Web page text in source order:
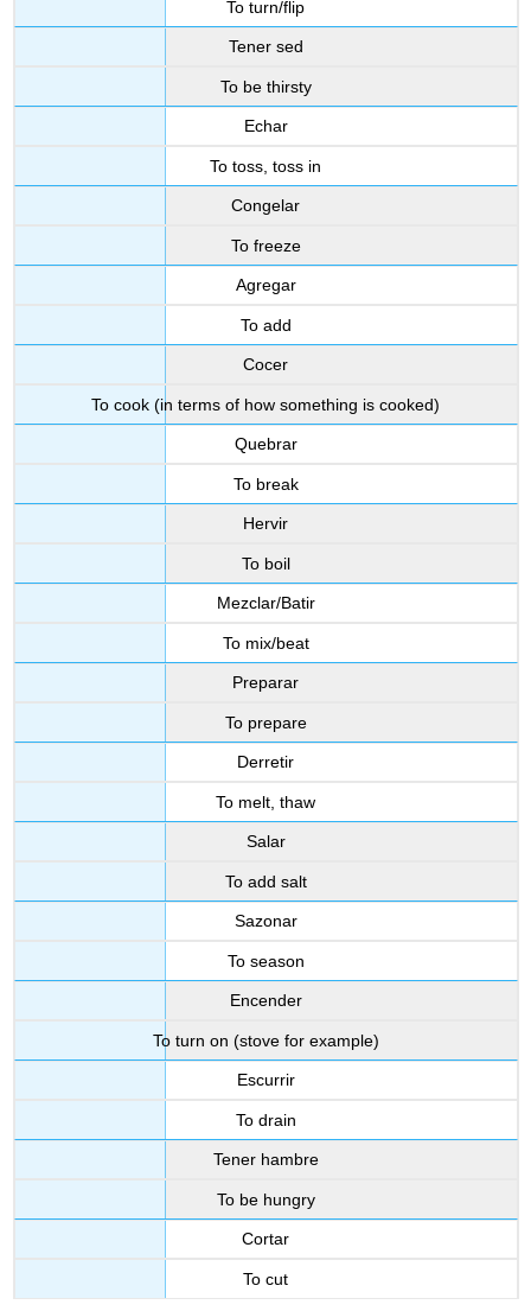
To turn/flip
Tener sed
To be thirsty
Echar
To toss, toss in
Congelar
To freeze
Agregar
To add
Cocer
To cook (in terms of how something is cooked)
Quebrar
To break
Hervir
To boil
Mezclar/Batir
To mix/beat
Preparar
To prepare
Derretir
To melt, thaw
Salar
To add salt
Sazonar
To season
Encender
To turn on (stove for example)
Escurrir
To drain
Tener hambre
To be hungry
Cortar
To cut